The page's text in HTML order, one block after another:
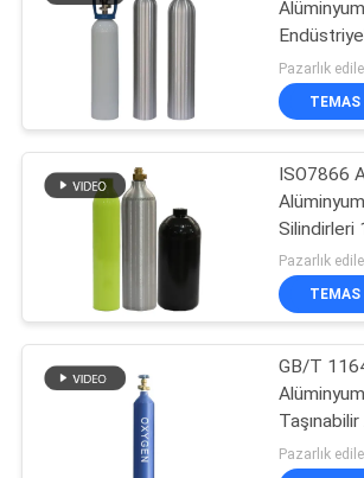
ULAŞIN
HABERLER
TEKLIF
ISTEĞI
HARITASI
Kuru Toz
Söndürücü
CO2 Yangın
Söndürücü
Pazarlık
TEMAS
ISO7866
Silindirleri
Dayanıklı
Pazarlık
TEMAS
GB/T
Oksijen
Pazarlık